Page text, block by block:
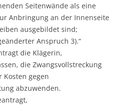
Seitenwände als eine
Anbringung an der Innenseite
ausgebildet sind;
Anspruch 3).“
die Klägerin,
die Zwangsvollstreckung
gegen
abzuwenden.